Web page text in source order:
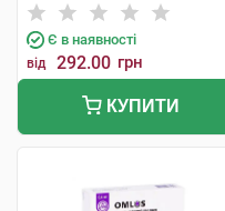
Є в наявності
від 292.00 грн
КУПИТИ